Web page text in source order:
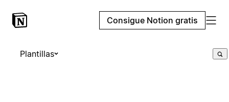
Consigue Notion gratis
Plantillas